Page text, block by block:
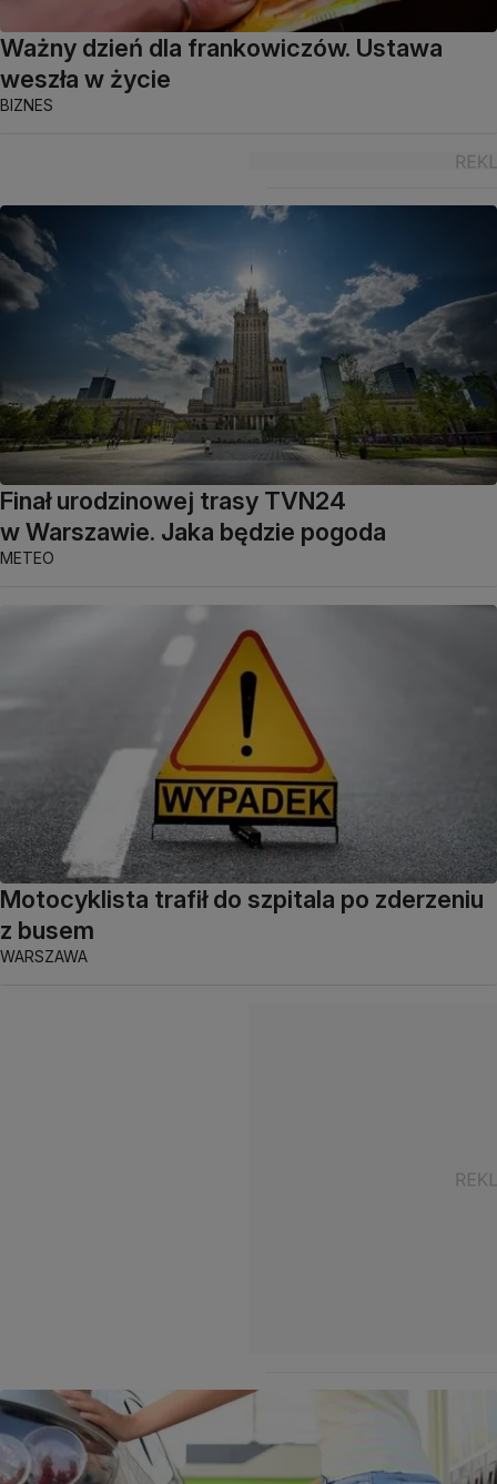
Ważny dzień dla frankowiczów. Ustawa
weszła w życie
BIZNES
Finał urodzinowej trasy TVN24
w Warszawie. Jaka będzie pogoda
METEO
Motocyklista trafił do szpitala po zderzeniu
z busem
WARSZAWA